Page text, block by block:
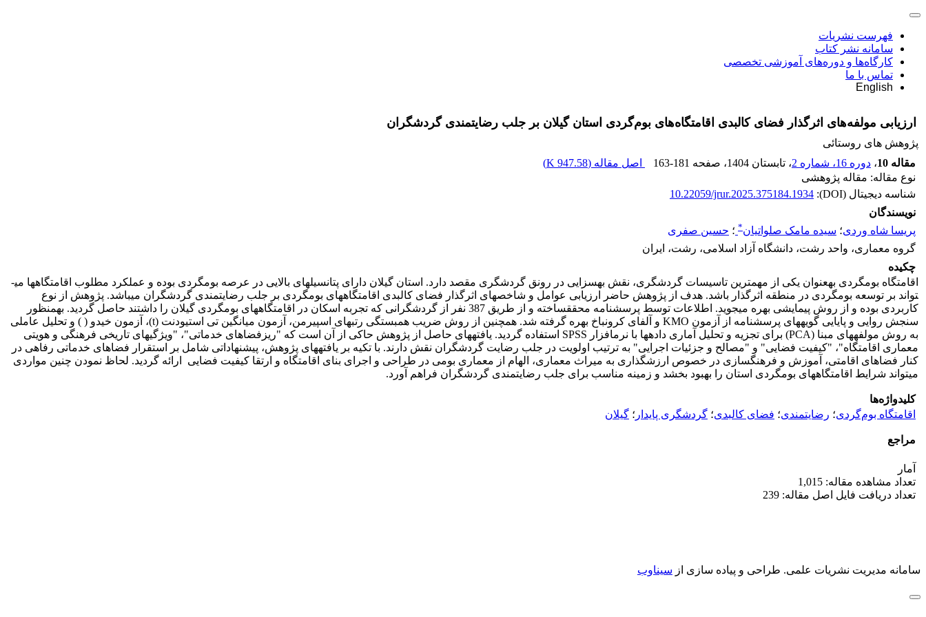
فهرست نشریات
سامانه نشر کتاب
کارگاه‌ها و دوره‌های آموزشی تخصصی
تماس با ما
English
ارزیابی مولفه‌های اثرگذار فضای کالبدی اقامتگاه‌های بوم‌گردی استان گیلان بر جلب رضایتمندی گردشگران
پژوهش های روستائی
مقاله 10
، دوره 16، شماره 2 ، تابستان 1404 ، صفحه 163-181 اصل مقاله (947.58 K
)
نوع مقاله: مقاله پژوهشی
شناسه دیجیتال (DOI):
10.22059/jrur.2025.375184.1934
نویسندگان
پریسا شاه وردی؛ سیده مامک صلواتیان* ؛ حسین صفری
گروه معماری، واحد رشت، دانشگاه آزاد اسلامی، رشت، ایران
چکیده
اقامتگاه­ بوم­گردی به­عنوان یکی از مهم­ترین تاسیسات گردشگری، نقش به­سزایی در رونق گردشگری مقصد دارد. استان گیلان دارای پتانسیل­های بالایی در عرصه بوم­گردی بوده و عملکرد مطلوب اقامتگاه­ها می­
تواند بر توسعه بوم­گردی در منطقه اثرگذار باشد. هدف از پژوهش حاضر ارزیابی عوامل و شاخص­های اثرگذار فضای کالبدی اقامتگاه­های بوم­گردی بر جلب رضایتمندی گردشگران می­باشد. پژوهش از نوع
کاربردی بوده و از روش پیمایشی بهره می­جوید. اطلاعات توسط پرسشنامه محقق­ساخته و از طریق 387 نفر از گردشگرانی که تجربه اسکان در اقامتگاه­های بوم­گردی گیلان را داشتند حاصل گردید. به­منظور
سنجش روایی و پایایی گویه­های پرسشنامه از آزمون KMO و آلفای کرونباخ بهره گرفته شد. همچنین از روش ضریب همبستگی رتبه­ای اسپیرمن، آزمون میانگین تی استیودنت (t)، آزمون خی­دو ( ) و تحلیل عاملی
به روش مولفه­های مبنا (PCA) برای تجزیه و تحلیل آماری داده­ها با نرم­افزار SPSS استفاده گردید. یافته­های حاصل از پژوهش حاکی از آن است که "ریزفضاهای خدماتی"، "ویژگی­های تاریخی فرهنگی و هویتی
معماری اقامتگاه"، "کیفیت فضایی" و "مصالح و جزئیات اجرایی" به ترتیب اولویت در جلب رضایت گردشگران نقش دارند. با تکیه بر یافته­های پژوهش، پیشنهاداتی شامل بر استقرار فضاهای خدماتی رفاهی در
کنار فضاهای اقامتی، آموزش و فرهنگ­سازی در خصوص ارزش­گذاری به میراث معماری، الهام از معماری بومی در طراحی و اجرای بنای اقامتگاه و ارتقا کیفیت فضایی ارائه گردید. لحاظ نمودن چنین مواردی
می­تواند شرایط اقامتگاه­های بوم­گردی استان را بهبود بخشد و زمینه مناسب برای جلب رضایتمندی گردشگران فراهم آورد.
کلیدواژه‌ها
اقامتگاه بوم‌گردی؛ رضایتمندی؛ فضای کالبدی؛ گردشگری پایدار ؛ گیلان
مراجع
آمار
تعداد مشاهده مقاله: 1,015
تعداد دریافت فایل اصل مقاله: 239
سامانه مدیریت نشریات علمی. طراحی و پیاده سازی از سیناوب